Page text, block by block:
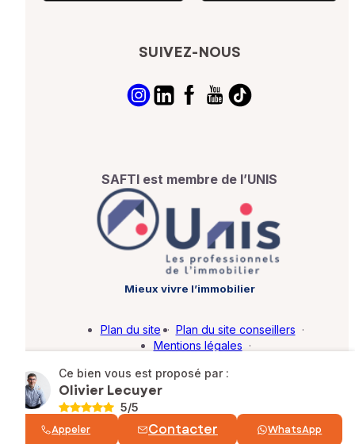
Ce bien vous est proposé par :
Olivier Lecuyer
5/5
Appeler Contacter WhatsApp
SUIVEZ-NOUS
SAFTI est membre de l’UNIS
Mieux vivre l’immobilier
© SAFTI 2026. Tous droits réservés.
Plan du site · Plan du site conseillers ·
Mentions légales ·
Barème d'honoraires · Paramétrer mes cookies